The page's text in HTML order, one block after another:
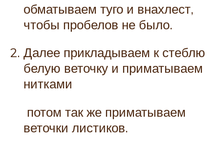
обматываем туго и внахлест,
чтобы пробелов не было.
Далее прикладываем к стеблю
белую веточку и приматываем
нитками
потом так же приматываем
веточки листиков.